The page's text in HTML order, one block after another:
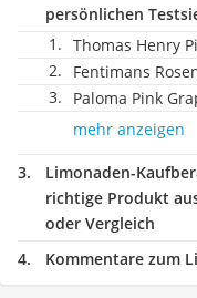
persönlichen
Thomas Henry
Fentimans
Paloma Pink
mehr anzeigen
Limonaden-
richtige Produkt
oder Vergleich
Kommentare zum